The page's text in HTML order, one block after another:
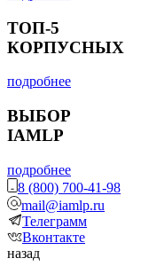
ТОП-5
КОРПУСНЫХ
подробнее
ВЫБОР
IAMLP
подробнее
8 (800) 700-41-98
mail@iamlp.ru
Телеграмм
Вконтакте
назад